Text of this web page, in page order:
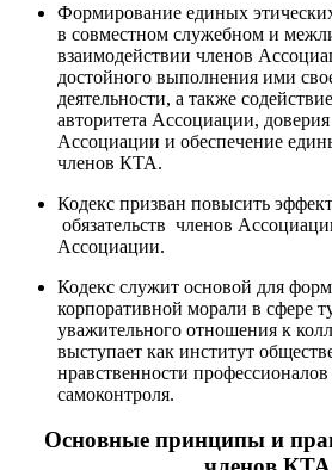
Формирование единых
в совместном служебном и
взаимодействии членов
достойного выполнения ими
деятельности, а также
авторитета Ассоциации,
Ассоциации и обеспечение
членов КТА.
Кодекс призван повысить
обязательств членов
Ассоциации.
Кодекс служит основой для
корпоративной морали в сфере
уважительного отношения к
выступает как институт
нравственности
самоконтроля.
Основные принципы и